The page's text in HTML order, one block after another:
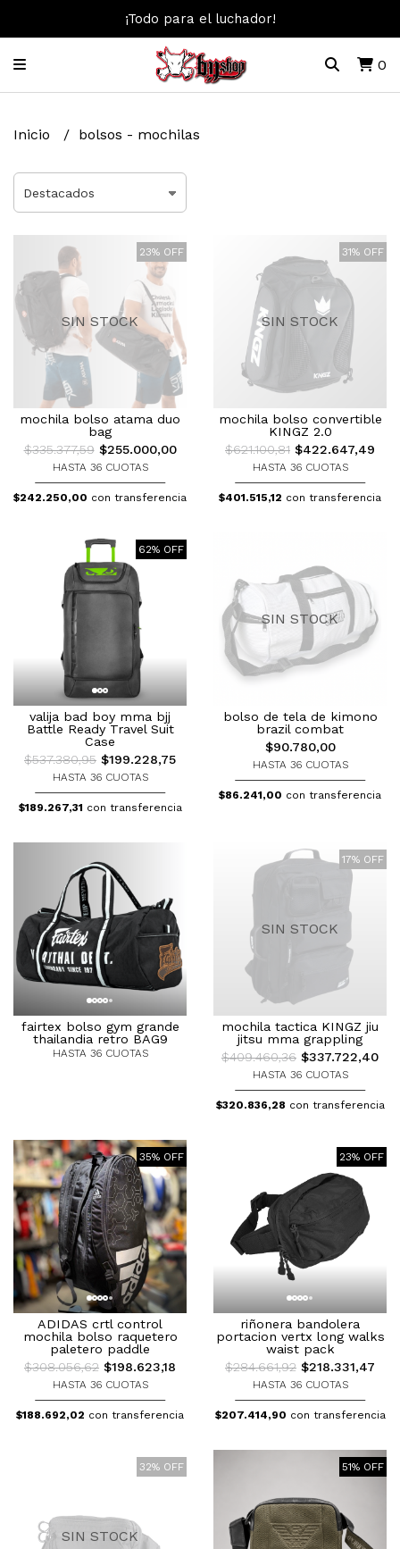
¡Todo para el luchador!
0
Inicio bolsos - mochilas
23% OFF
SIN STOCK
mochila bolso atama duo
bag
$335.377,59$255.000,00
HASTA 36 CUOTAS
$242.250,00 con transferencia
31% OFF
SIN STOCK
mochila bolso convertible
KINGZ 2.0
$621.100,81 $422.647,49
HASTA 36 CUOTAS
$401.515,12 con transferencia
62% OFF
valija bad boy mma bjj
Battle Ready Travel Suit
Case
$537.380,95 $199.228,75
HASTA 36 CUOTAS
$189.267,31 con transferencia
SIN STOCK
bolso de tela de kimono
brazil combat
$90.780,00
HASTA 36 CUOTAS
$86.241,00 con transferencia
fairtex bolso gym grande
thailandia retro BAG9
HASTA 36 CUOTAS
17% OFF
SIN STOCK
mochila tactica KINGZ jiu
jitsu mma grappling
$409.460,36 $337.722,40
HASTA 36 CUOTAS
$320.836,28 con transferencia
35% OFF
ADIDAS crtl control
mochila bolso raquetero
paletero paddle
$308.056,62 $198.623,18
HASTA 36 CUOTAS
$188.692,02 con transferencia
23% OFF
riñonera bandolera
portacion vertx long walks
waist pack
$284.661,92 $218.331,47
HASTA 36 CUOTAS
$207.414,90 con transferencia
32% OFF
SIN STOCK
51% OFF